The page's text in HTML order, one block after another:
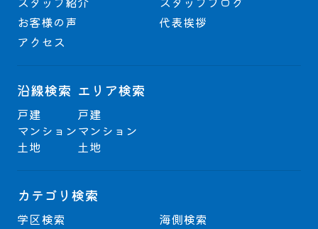
お客様の声
代表挨拶
アクセス
沿線検索
戸建
マンション
土地
エリア検索
戸建
マンション
土地
カテゴリ検索
学区検索
海側検索